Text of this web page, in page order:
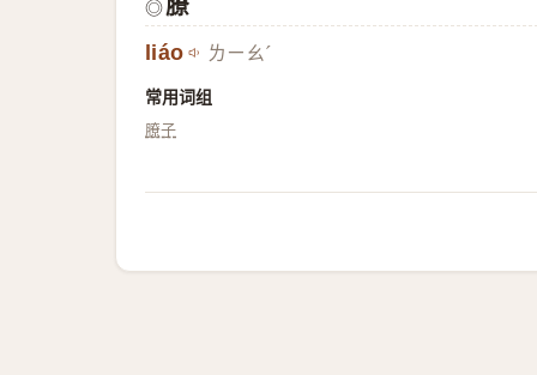
◎膫
liáo ㄌㄧㄠˊ
常用词组
膫子